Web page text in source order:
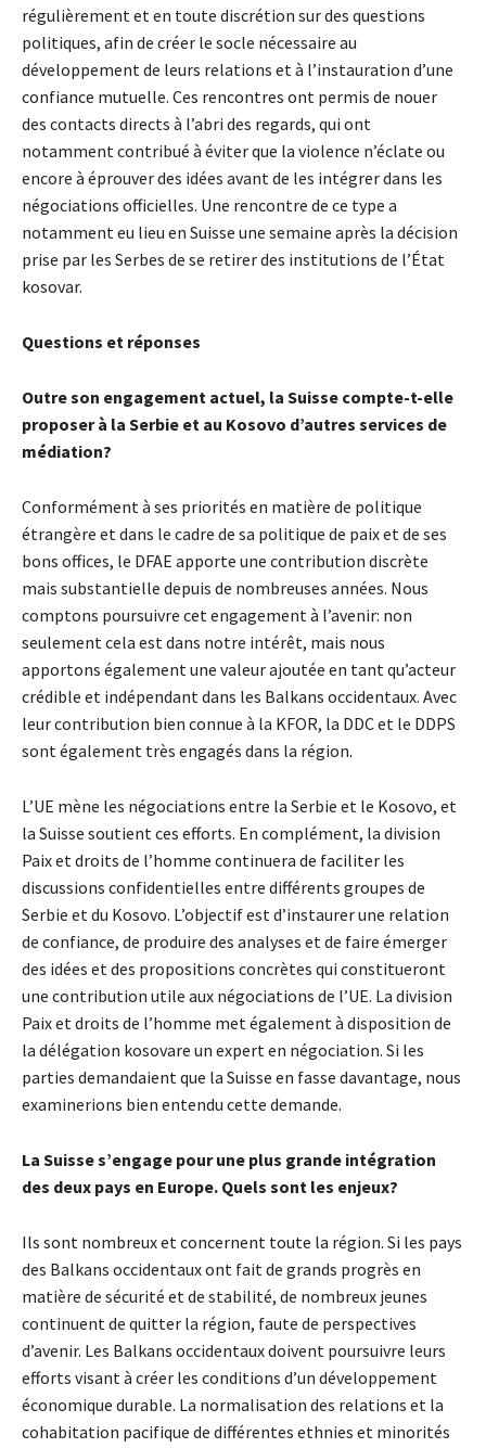
régulièrement et en toute discrétion sur des questions
politiques, afin de créer le socle nécessaire au
développement de leurs relations et à l’instauration d’une
confiance mutuelle. Ces rencontres ont permis de nouer
des contacts directs à l’abri des regards, qui ont
notamment contribué à éviter que la violence n’éclate ou
encore à éprouver des idées avant de les intégrer dans les
négociations officielles. Une rencontre de ce type a
notamment eu lieu en Suisse une semaine après la décision
prise par les Serbes de se retirer des institutions de l’État
kosovar.
Questions et réponses
Outre son engagement actuel, la Suisse compte-t-elle
proposer à la Serbie et au Kosovo d’autres services de
médiation?
Conformément à ses priorités en matière de politique
étrangère et dans le cadre de sa politique de paix et de ses
bons offices, le DFAE apporte une contribution discrète
mais substantielle depuis de nombreuses années. Nous
comptons poursuivre cet engagement à l’avenir: non
seulement cela est dans notre intérêt, mais nous
apportons également une valeur ajoutée en tant qu’acteur
crédible et indépendant dans les Balkans occidentaux. Avec
leur contribution bien connue à la KFOR, la DDC et le DDPS
sont également très engagés dans la région.
L’UE mène les négociations entre la Serbie et le Kosovo, et
la Suisse soutient ces efforts. En complément, la division
Paix et droits de l’homme continuera de faciliter les
discussions confidentielles entre différents groupes de
Serbie et du Kosovo. L’objectif est d’instaurer une relation
de confiance, de produire des analyses et de faire émerger
des idées et des propositions concrètes qui constitueront
une contribution utile aux négociations de l’UE. La division
Paix et droits de l’homme met également à disposition de
la délégation kosovare un expert en négociation. Si les
parties demandaient que la Suisse en fasse davantage, nous
examinerions bien entendu cette demande.
La Suisse s’engage pour une plus grande intégration
des deux pays en Europe. Quels sont les enjeux?
Ils sont nombreux et concernent toute la région. Si les pays
des Balkans occidentaux ont fait de grands progrès en
matière de sécurité et de stabilité, de nombreux jeunes
continuent de quitter la région, faute de perspectives
d’avenir. Les Balkans occidentaux doivent poursuivre leurs
efforts visant à créer les conditions d’un développement
économique durable. La normalisation des relations et la
cohabitation pacifique de différentes ethnies et minorités